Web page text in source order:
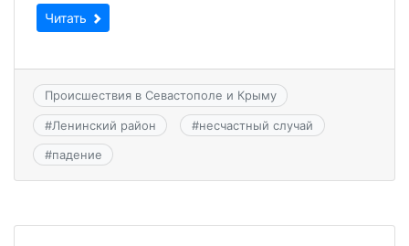
Читать
Происшествия в Севастополе и Крыму
#Ленинский район #несчастный случай
#падение